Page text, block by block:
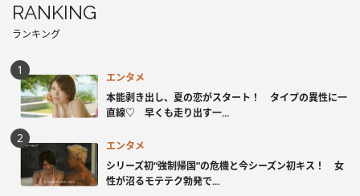
RANKING
ランキング
エンタメ
本能剥き出し、夏の恋がスタート！ タイプの異性に一
直線♡ 早くも走り出す一...
エンタメ
シリーズ初“強制帰国”の危機と今シーズン初キス！ 女
性が沼るモテテク勃発で...